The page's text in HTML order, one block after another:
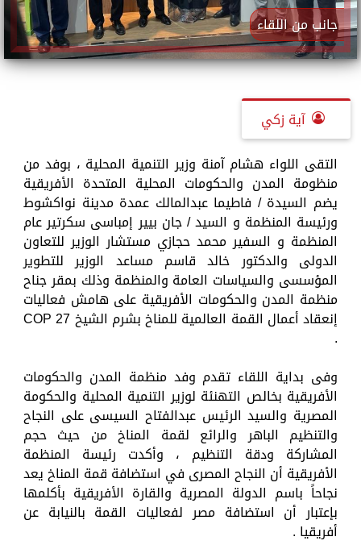
جانب من اللقاء
آية زكي
التقى اللواء هشام آمنة وزير التنمية المحلية ، بوفد من
منظومة المدن والحكومات المحلية المتحدة الأفريقية
يضم السيدة / فاطيما عبدالمالك عمدة مدينة نواكشوط
ورئيسة المنظمة و السيد / جان بيير إمباسى سكرتير عام
المنظمة و السفير محمد حجازي مستشار الوزير للتعاون
الدولى والدكتور خالد قاسم مساعد الوزير للتطوير
المؤسسى والسياسات العامة والمنظمة وذلك بمقر جناح
منظمة المدن والحكومات الأفريقية على هامش فعاليات
إنعقاد أعمال القمة العالمية للمناخ بشرم الشيخ COP 27
.
وفى بداية اللقاء تقدم وفد منظمة المدن والحكومات
الأفريقية بخالص التهنئة لوزير التنمية المحلية والحكومة
المصرية والسيد الرئيس عبدالفتاح السيسى على النجاح
والتنظيم الباهر والرائع لقمة المناخ من حيث حجم
المشاركة ودقة التنظيم ، وأكدت رئيسة المنظمة
الأفريقية أن النجاح المصرى في استضافة قمة المناخ يعد
نجاحاً باسم الدولة المصرية والقارة الأفريقية بأكلمها
بإعتبار أن استضافة مصر لفعاليات القمة بالنيابة عن
أفريقيا .